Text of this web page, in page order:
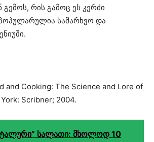
რის გამოც ეს კერძი
სამარხვო და
and Cooking: The Science and Lore of
Scribner; 2004.
სალათი: მხოლოდ 10